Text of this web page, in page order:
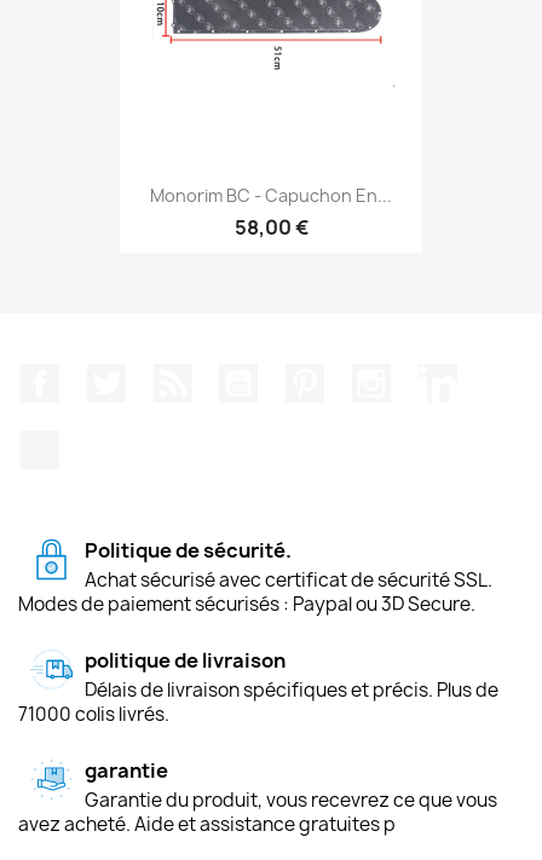
Monorim BC - Capuchon En...
58,00 €
Politique de sécurité.
Achat sécurisé avec certificat de sécurité SSL.
Modes de paiement sécurisés : Paypal ou 3D Secure.
politique de livraison
Délais de livraison spécifiques et précis. Plus de
71000 colis livrés.
garantie
Garantie du produit, vous recevrez ce que vous
avez acheté. Aide et assistance gratuites p